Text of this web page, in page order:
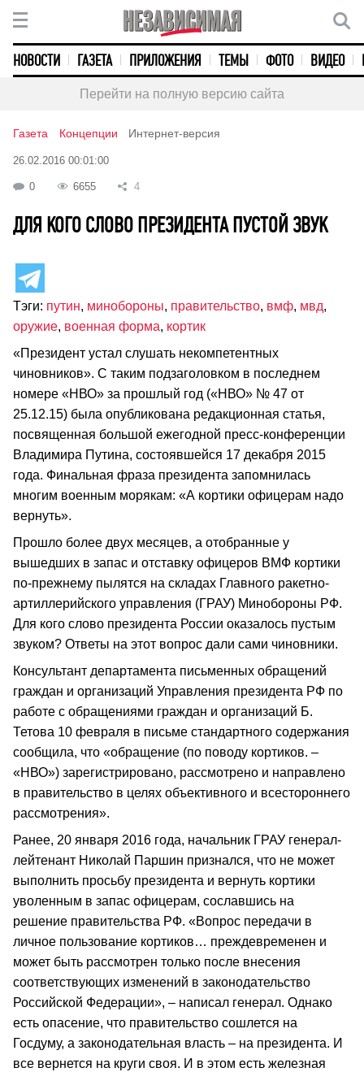
НОВОСТИ ГАЗЕТА ПРИЛОЖЕНИЯ ТЕМЫ ФОТО ВИДЕО
Перейти на полную версию сайта
Газета Концепции Интернет-версия
26.02.2016 00:01:00
0 6655 4
ДЛЯ КОГО СЛОВО ПРЕЗИДЕНТА ПУСТОЙ ЗВУК
Тэги: путин, минобороны, правительство, вмф, мвд,
оружие, военная форма, кортик
«Президент устал слушать некомпетентных
чиновников». С таким подзаголовком в последнем
номере «НВО» за прошлый год («НВО» № 47 от
25.12.15) была опубликована редакционная статья,
посвященная большой ежегодной пресс-конференции
Владимира Путина, состоявшейся 17 декабря 2015
года. Финальная фраза президента запомнилась
многим военным морякам: «А кортики офицерам надо
вернуть».
Прошло более двух месяцев, а отобранные у
вышедших в запас и отставку офицеров ВМФ кортики
по-прежнему пылятся на складах Главного ракетно-
артиллерийского управления (ГРАУ) Минобороны РФ.
Для кого слово президента России оказалось пустым
звуком? Ответы на этот вопрос дали сами чиновники.
Консультант департамента письменных обращений
граждан и организаций Управления президента РФ по
работе с обращениями граждан и организаций Б.
Тетова 10 февраля в письме стандартного содержания
сообщила, что «обращение (по поводу кортиков. –
«НВО») зарегистрировано, рассмотрено и направлено
в правительство в целях объективного и всестороннего
рассмотрения».
Ранее, 20 января 2016 года, начальник ГРАУ генерал-
лейтенант Николай Паршин признался, что не может
выполнить просьбу президента и вернуть кортики
уволенным в запас офицерам, сославшись на
решение правительства РФ. «Вопрос передачи в
личное пользование кортиков… преждевременен и
может быть рассмотрен только после внесения
соответствующих изменений в законодательство
Российской Федерации», – написал генерал. Однако
есть опасение, что правительство сошлется на
Госдуму, а законодательная власть – на президента. И
все вернется на круги своя. И в этом есть железная